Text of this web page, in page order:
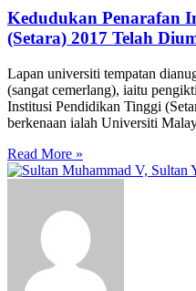
Kedudukan Penarafan
(Setara) 2017 Telah
Lapan universiti tempatan
(sangat cemerlang), iaitu
Institusi Pendidikan Tinggi
berkenaan ialah Universiti
Read More »